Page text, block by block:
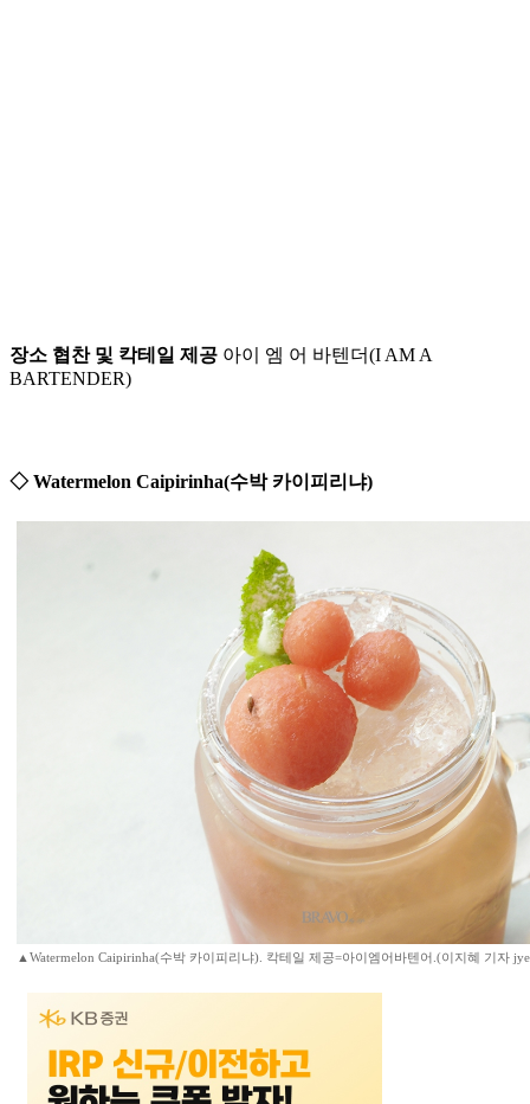
장소 협찬 및 칵테일 제공 아이 엠 어 바텐더(I AM A
BARTENDER)
◇ Watermelon Caipirinha(수박 카이피리냐)
▲Watermelon Caipirinha(수박 카이피리냐). 칵테일 제공=아이엠어바텐어.(이지혜 기자